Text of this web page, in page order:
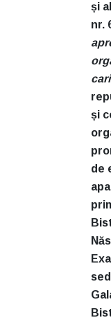
și
nr.
și
de